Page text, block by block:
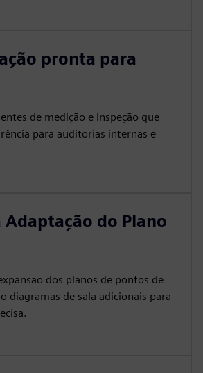
pronta para
de medição e inspeção que
para auditorias internas e
do Plano
dos planos de pontos de
diagramas de sala adicionais para